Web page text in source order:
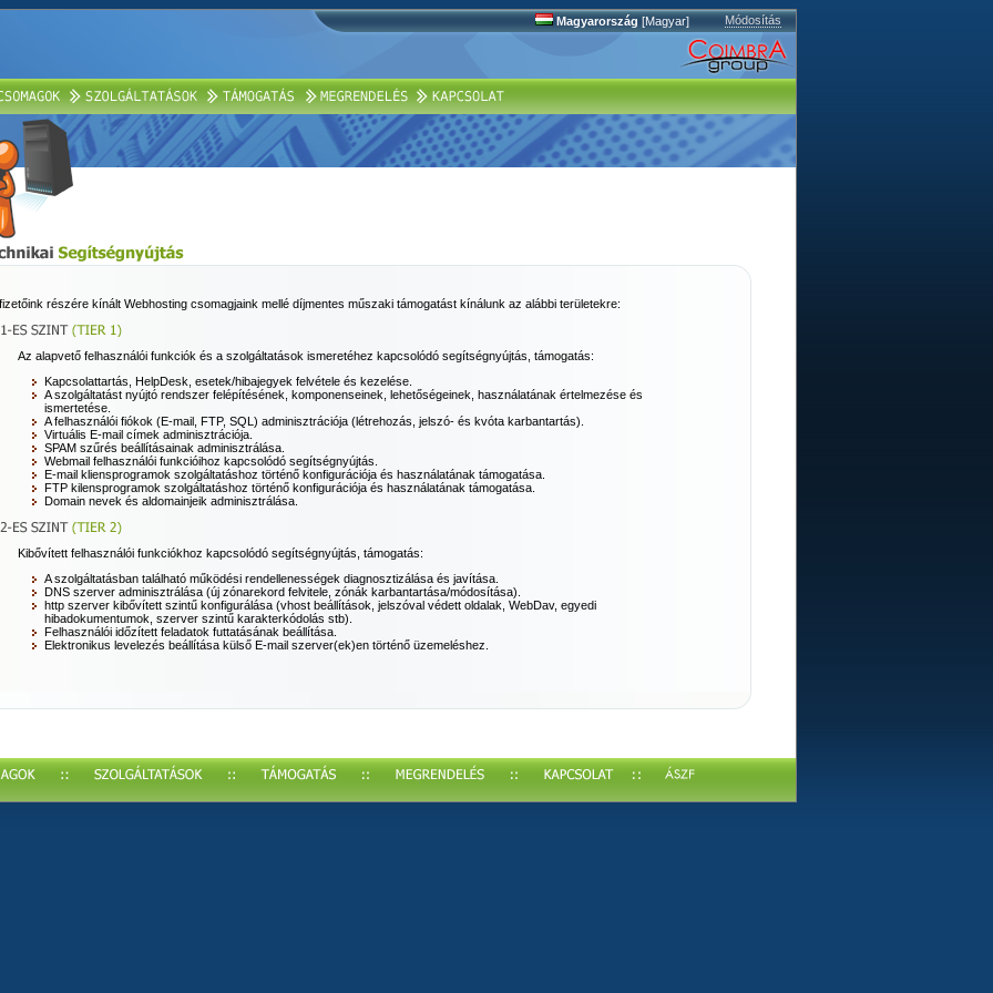
Magyarország [Magyar] Módosítás
részére kínált Webhosting csomagjaink mellé díjmentes műszaki támogatást kínálunk az alábbi területekre:
Az alapvető felhasználói funkciók és a szolgáltatások ismeretéhez kapcsolódó segítségnyújtás, támogatás:
Kapcsolattartás, HelpDesk, esetek/hibajegyek felvétele és kezelése.
A szolgáltatást nyújtó rendszer felépítésének, komponenseinek, lehetőségeinek, használatának értelmezése és
ismertetése.
A felhasználói fiókok (E-mail, FTP, SQL) adminisztrációja (létrehozás, jelszó- és kvóta karbantartás).
Virtuális E-mail címek adminisztrációja.
SPAM szűrés beállításainak adminisztrálása.
Webmail felhasználói funkcióihoz kapcsolódó segítségnyújtás.
E-mail kliensprogramok szolgáltatáshoz történő konfigurációja és használatának támogatása.
FTP kilensprogramok szolgáltatáshoz történő konfigurációja és használatának támogatása.
Domain nevek és aldomainjeik adminisztrálása.
Kibővített felhasználói funkciókhoz kapcsolódó segítségnyújtás, támogatás:
A szolgáltatásban található működési rendellenességek diagnosztizálása és javítása.
DNS szerver adminisztrálása (új zónarekord felvitele, zónák karbantartása/módosítása).
http szerver kibővített szintű konfigurálása (vhost beállítások, jelszóval védett oldalak, WebDav, egyedi
hibadokumentumok, szerver szintű karakterkódolás stb).
Felhasználói időzített feladatok futtatásának beállítása.
Elektronikus levelezés beállítása külső E-mail szerver(ek)en történő üzemeléshez.